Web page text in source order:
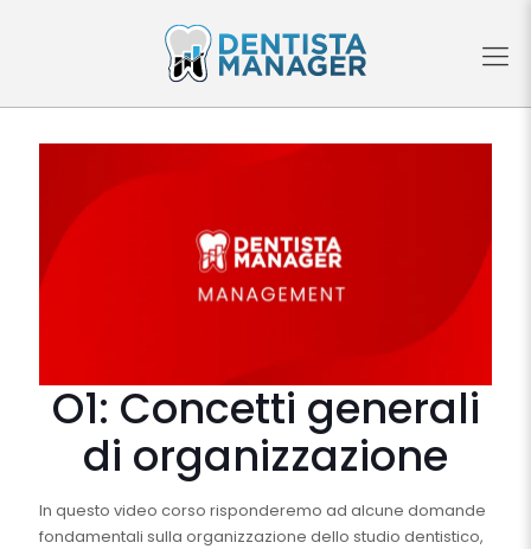
O1: Concetti generali
di organizzazione
In questo video corso risponderemo ad alcune domande
fondamentali sulla organizzazione dello studio dentistico,